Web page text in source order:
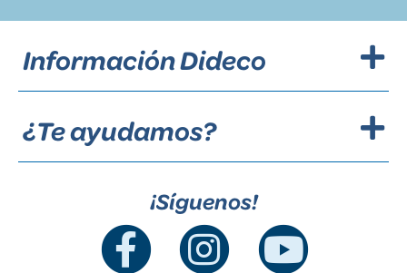
Información Dideco
¿Te ayudamos?
¡Síguenos!